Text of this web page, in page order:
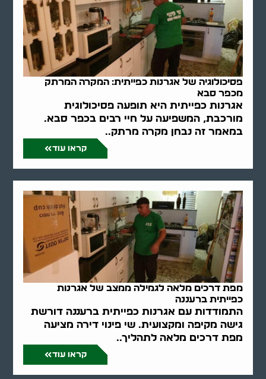
פסיכולוגיה של אגרנות כפייתית: המקרה המרתק
מכפר סבא
אגרנות כפייתית היא תופעה פסיכולוגית
מורכבת, המשפיעה על חיי רבים בכפר סבא.
במאמר זה נבחן מקרה מרתק..
קראו עוד
מפת דרכים מלאה לגמילה ממצב של אגרנות
כפייתית ברעננה
התמודדות עם אגרנות כפייתית ברעננה דורשת
גישה מקיפה ומקצועית. שי פינוי דירה מציעה
מפת דרכים מלאה לתהליך..
קראו עוד